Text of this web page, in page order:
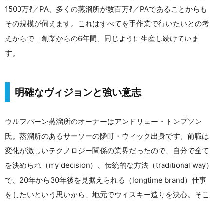
1500万ℓ／PA、多くの蒸溜所が数百万ℓ／PAであることからも
その規模が伺えます。これはすべてを手作業で行いたいとの考
えからで、創業からの6年間、同じように生産し続けていま
す。
明確なヴィジョンと強い意志
ウルフバーン蒸溜所のオーナーはアンドリュー・トンプソン
氏。蒸溜所のあるサーソーの隣町・ウィック出身です。前職は
変化が激しいテクノロジー関係の業界だったので、自分で全て
を決められ（my decision）、伝統的な方法（traditional way）
で、20年から30年後を見据えられる（longtime brand）仕事
をしたいという思いから、地元でウイスキー造りを決心。そこ